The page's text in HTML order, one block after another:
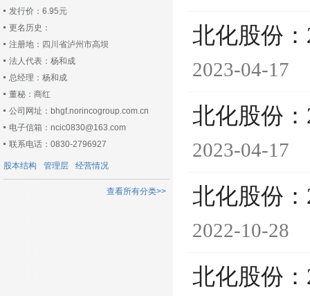
发行价：6.95元
更名历史：
注册地：四川省泸州市高坝
法人代表：杨和成
总经理：杨和成
董秘：商红
公司网址：bhgf.norincogroup.com.cn
电子信箱：ncic0830@163.com
联系电话：0830-2796927
股本结构 管理层 经营情况
查看所有分类>>
北化股份
2023-04-17
北化股份
2023-04-17
北化股份
2022-10-28
北化股份